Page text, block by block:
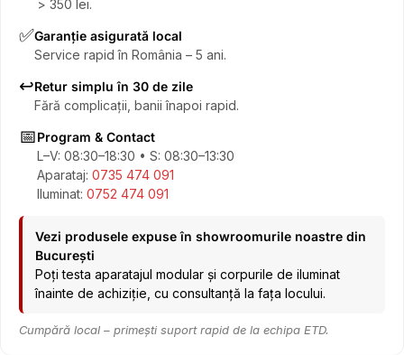
> 350 lei.
✅Garanție asigurată local
Service rapid în România – 5 ani.
↩️Retur simplu în 30 de zile
Fără complicații, banii înapoi rapid.
📅Program & Contact
L–V: 08:30–18:30 • S: 08:30–13:30
Aparataj: 0735 474 091
Iluminat: 0752 474 091
Vezi produsele expuse în showroomurile noastre din
București
Poți testa aparatajul modular și corpurile de iluminat
înainte de achiziție, cu consultanță la fața locului.
Cumpără local – primești suport rapid de la echipa ETD.